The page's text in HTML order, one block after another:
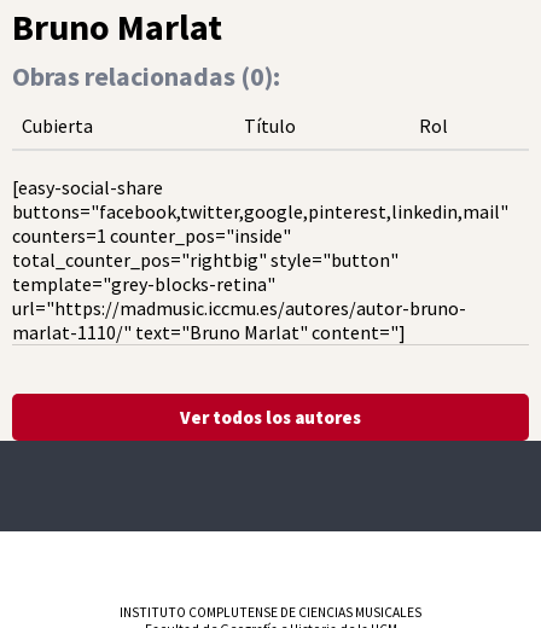
Bruno Marlat
Obras relacionadas (0):
Cubierta Título Rol
[easy-social-share
buttons="facebook,twitter,google,pinterest,linkedin,mail"
counters=1 counter_pos="inside"
total_counter_pos="rightbig" style="button"
template="grey-blocks-retina"
url="https://madmusic.iccmu.es/autores/autor-bruno-
marlat-1110/" text="Bruno Marlat" content="]
Ver todos los autores
INSTITUTO COMPLUTENSE DE CIENCIAS MUSICALES